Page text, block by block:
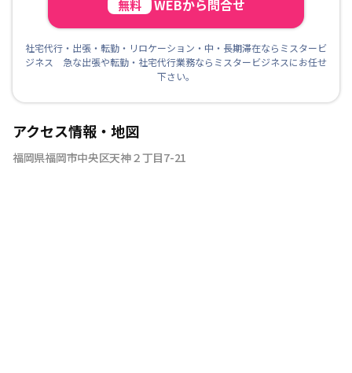
無料 WEBから問合せ
社宅代行・出張・転勤・リロケーション・中・長期滞在ならミスタービ
ジネス 急な出張や転勤・社宅代行業務ならミスタービジネスにお任せ
下さい。
アクセス情報・地図
福岡県福岡市中央区天神２丁目7-21